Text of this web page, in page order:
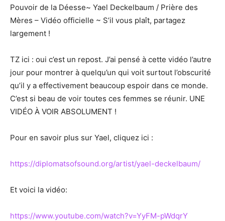
Pouvoir de la Déesse~ Yael Deckelbaum / Prière des
Mères – Vidéo officielle ~ S’il vous plaît, partagez
largement !
TZ ici : oui c’est un repost. J’ai pensé à cette vidéo l’autre
jour pour montrer à quelqu’un qui voit surtout l’obscurité
qu’il y a effectivement beaucoup espoir dans ce monde.
C’est si beau de voir toutes ces femmes se réunir. UNE
VIDÉO À VOIR ABSOLUMENT !
Pour en savoir plus sur Yael, cliquez ici :
https://diplomatsofsound.org/artist/yael-deckelbaum/
Et voici la vidéo:
https://www.youtube.com/watch?v=YyFM-pWdqrY